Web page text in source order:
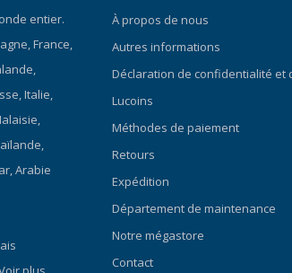
entier.
France,
Italie,
Arabie
À propos de nous
Autres informations
Déclaration de confidentialité et
Lucoins
Méthodes de paiement
Retours
Expédition
Département de maintenance
Notre mégastore
Contact